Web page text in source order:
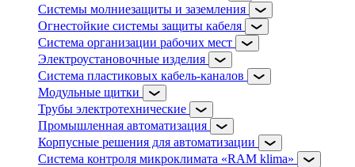
Системы молниезащиты и заземления
Огнестойкие системы защиты кабеля
Система организации рабочих мест
Электроустановочные изделия
Система пластиковых кабель-каналов
Модульные щитки
Трубы электротехнические
Промышленная автоматизация
Корпусные решения для автоматизации
Система контроля микроклимата «RAM klima»